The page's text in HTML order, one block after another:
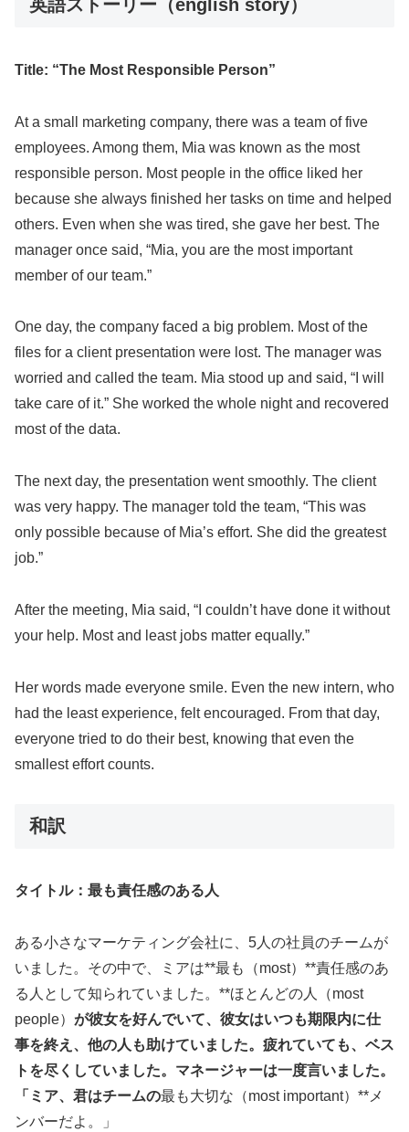
英語ストーリー（english story）
Title: “The Most Responsible Person”
At a small marketing company, there was a team of five
employees. Among them, Mia was known as the most
responsible person. Most people in the office liked her
because she always finished her tasks on time and helped
others. Even when she was tired, she gave her best. The
manager once said, “Mia, you are the most important
member of our team.”
One day, the company faced a big problem. Most of the
files for a client presentation were lost. The manager was
worried and called the team. Mia stood up and said, “I will
take care of it.” She worked the whole night and recovered
most of the data.
The next day, the presentation went smoothly. The client
was very happy. The manager told the team, “This was
only possible because of Mia’s effort. She did the greatest
job.”
After the meeting, Mia said, “I couldn’t have done it without
your help. Most and least jobs matter equally.”
Her words made everyone smile. Even the new intern, who
had the least experience, felt encouraged. From that day,
everyone tried to do their best, knowing that even the
smallest effort counts.
和訳
タイトル：最も責任感のある人
ある小さなマーケティング会社に、5人の社員のチームが
いました。その中で、ミアは**最も（most）**責任感のあ
る人として知られていました。**ほとんどの人（most
people） が彼女を好んでいて、彼女はいつも期限内に仕
事を終え、他の人も助けていました。疲れていても、ベス
トを尽くしていました。マネージャーは一度言いました。
「ミア、君はチームの最も大切な（most important）**メ
ンバーだよ。」